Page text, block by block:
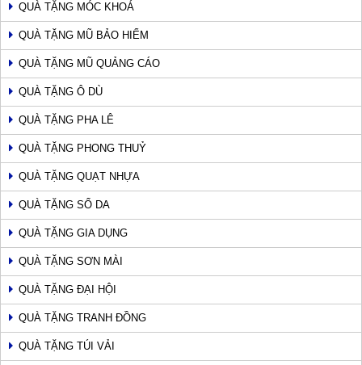
QUÀ TẶNG MÓC KHOÁ
QUÀ TẶNG MŨ BẢO HIỂM
QUÀ TẶNG MŨ QUẢNG CÁO
QUÀ TẶNG Ô DÙ
QUÀ TẶNG PHA LÊ
QUÀ TẶNG PHONG THUỶ
QUÀ TẶNG QUẠT NHỰA
QUÀ TẶNG SỔ DA
QUÀ TẶNG GIA DỤNG
QUÀ TẶNG SƠN MÀI
QUÀ TẶNG ĐẠI HỘI
QUÀ TẶNG TRANH ĐỒNG
QUÀ TẶNG TÚI VẢI